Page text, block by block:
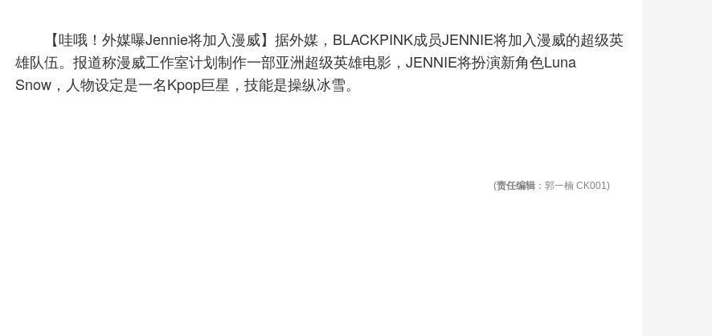
【哇哦！外媒曝Jennie将加入漫威】据外媒，BLACKPINK成员JENNIE将加入漫威的超级英
雄队伍。报道称漫威工作室计划制作一部亚洲超级英雄电影，JENNIE将扮演新角色Luna
Snow，人物设定是一名Kpop巨星，技能是操纵冰雪。
(责任编辑 ：郭一楠 CK001)